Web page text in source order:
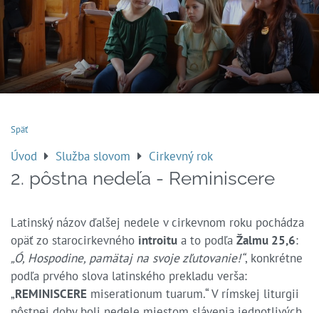
Späť
Úvod Služba slovom Cirkevný rok
2. pôstna nedeľa - Reminiscere
Latinský názov ďalšej nedele v cirkevnom roku pochádza
opäť zo starocirkevného introitu a to podľa Žalmu 25,6:
„Ó, Hospodine, pamätaj na svoje zľutovanie!“, konkrétne
podľa prvého slova latinského prekladu verša:
„REMINISCERE miserationum tuarum.“ V rímskej liturgii